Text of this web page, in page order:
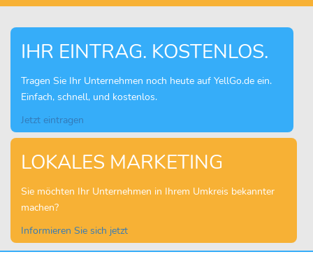
IHR EINTRAG. KOSTENLOS.
Tragen Sie Ihr Unternehmen noch heute auf YellGo.de ein.
Einfach, schnell, und kostenlos.
Jetzt eintragen
LOKALES MARKETING
Sie möchten Ihr Unternehmen in Ihrem Umkreis bekannter
machen?
Informieren Sie sich jetzt